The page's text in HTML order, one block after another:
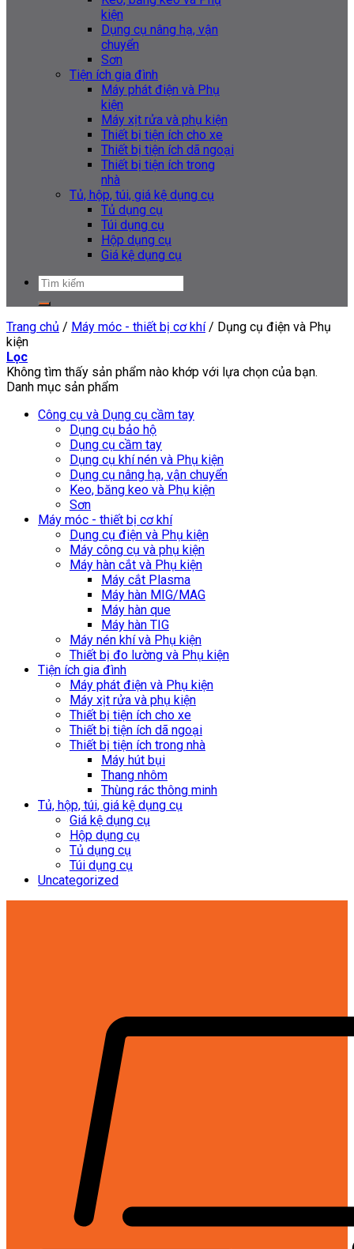
kiện
Dụng cụ nâng hạ, vận
chuyển
Sơn
Tiện ích gia đình
Máy phát điện và Phụ
kiện
Máy xịt rửa và phụ kiện
Thiết bị tiện ích cho xe
Thiết bị tiện ích dã ngoại
Thiết bị tiện ích trong
nhà
Tủ, hộp, túi, giá kệ dụng cụ
Tủ dụng cụ
Túi dụng cụ
Hộp dụng cụ
Giá kệ dụng cụ
Tìm
Trang chủ / Máy móc - thiết bị cơ khí / Dụng cụ điện và Phụ
kiện
Lọc
Không tìm thấy sản phẩm nào khớp với lựa chọn của bạn.
Danh mục sản phẩm
Công cụ và Dụng cụ cầm tay
Dụng cụ bảo hộ
Dụng cụ cầm tay
Dụng cụ khí nén và Phụ kiện
Dụng cụ nâng hạ, vận chuyển
Keo, băng keo và Phụ kiện
Sơn
Máy móc - thiết bị cơ khí
Dụng cụ điện và Phụ kiện
Máy công cụ và phụ kiện
Máy hàn cắt và Phụ kiện
Máy cắt Plasma
Máy hàn MIG/MAG
Máy hàn que
Máy hàn TIG
Máy nén khí và Phụ kiện
Thiết bị đo lường và Phụ kiện
Tiện ích gia đình
Máy phát điện và Phụ kiện
Máy xịt rửa và phụ kiện
Thiết bị tiện ích cho xe
Thiết bị tiện ích dã ngoại
Thiết bị tiện ích trong nhà
Máy hút bụi
Thang nhôm
Thùng rác thông minh
Tủ, hộp, túi, giá kệ dụng cụ
Giá kệ dụng cụ
Hộp dụng cụ
Tủ dụng cụ
Túi dụng cụ
Uncategorized